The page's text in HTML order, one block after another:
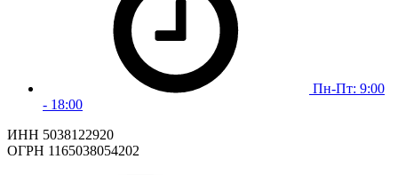
Пн-Пт: 9:00
- 18:00
ИНН 5038122920
ОГРН 1165038054202